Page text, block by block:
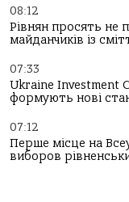
08:12
Рівнян просять не
майданчиків із
07:33
Ukraine Investment
формують нові
07:12
Перше місце на
виборов